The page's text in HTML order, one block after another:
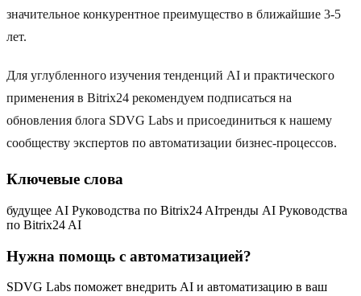
значительное конкурентное преимущество в ближайшие 3-5
лет.
Для углубленного изучения тенденций AI и практического
применения в Bitrix24 рекомендуем подписаться на
обновления блога SDVG Labs и присоединиться к нашему
сообществу экспертов по автоматизации бизнес-процессов.
Ключевые слова
будущее AI Руководства по Bitrix24 AIтренды AI Руководства
по Bitrix24 AI
Нужна помощь с автоматизацией?
SDVG Labs поможет внедрить AI и автоматизацию в ваш